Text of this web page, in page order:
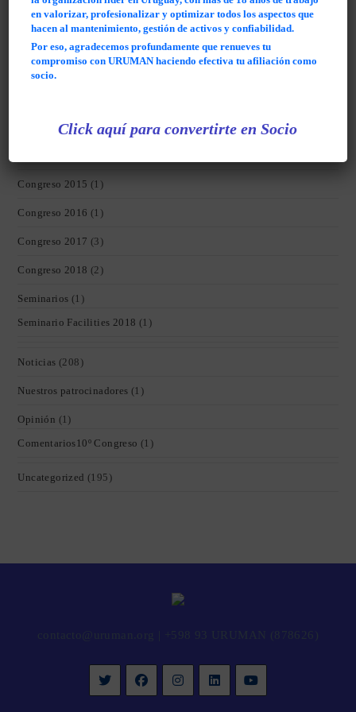
Eventos Regionales (2)
Fray Bentos 2016 (1)
Congreso 2022
Congreso 2014 (8)
Congreso 2015 (1)
Congreso 2016 (1)
Congreso 2017 (3)
Congreso 2018 (2)
Seminarios (1)
Seminario Facilities 2018 (1)
Noticias (208)
Nuestros patrocinadores (1)
Opinión (1)
Comentarios10º Congreso (1)
Uncategorized (195)
en valorizar, profesionalizar y optimizar todos los aspectos que
hacen al mantenimiento, gestión de activos y confiabilidad.
Por eso, agradecemos profundamente que renueves tu
compromiso con URUMAN haciendo efectiva tu afiliación como
socio.
Click aquí para convertirte en Socio